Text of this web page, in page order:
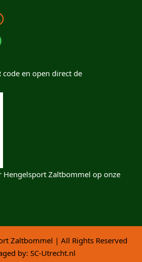
code en open direct de
Zaltbommel op onze
Zaltbommel | All Rights Reserved
by: SC-Utrecht.nl